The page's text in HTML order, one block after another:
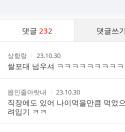
댓글 232 댓글쓰기
스
작
성
자
상항랑
작
성
시
간
23.10.30
쌀포대 넘우셔 ㅋㅋㅋㅋㅋㅋㅋㅋㅋ
작
성
자
몹인줄아랏내
작
성
시
23.10.30
직장에도 있어 나이먹을만큼 먹었
려입기 ㅋㅋ